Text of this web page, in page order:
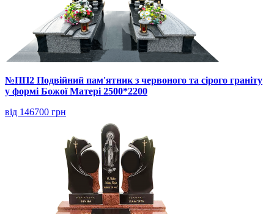
№ПП2 Подвійний пам'ятник з червоного та сірого граніту
у формі Божої Матері 2500*2200
від 146700 грн